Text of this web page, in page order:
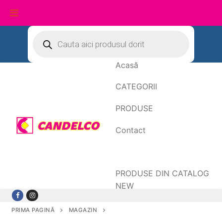
conținut
search
Acasă
CATEGORII
PRODUSE
Contact
PRODUSE DIN CATALOG
NEW
PRIMA PAGINĂ
MAGAZIN